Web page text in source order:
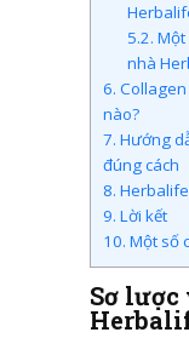
5.2. Một
nhà
6.
nào?
7. Hướng
đúng cách
8.
9. Lời kết
10. Một số
Sơ lược